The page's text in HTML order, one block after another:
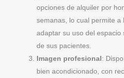
opciones de alquiler por
semanas, lo cual permite a
adaptar su uso del espacio
de sus pacientes.
Imagen profesional:
bien acondicionado, con